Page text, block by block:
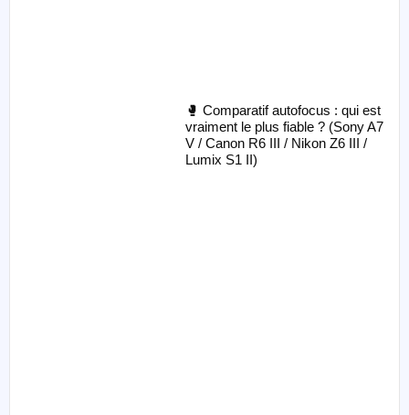
🥊 Comparatif autofocus : qui est
vraiment le plus fiable ? (Sony A7
V / Canon R6 III / Nikon Z6 III /
Lumix S1 II)